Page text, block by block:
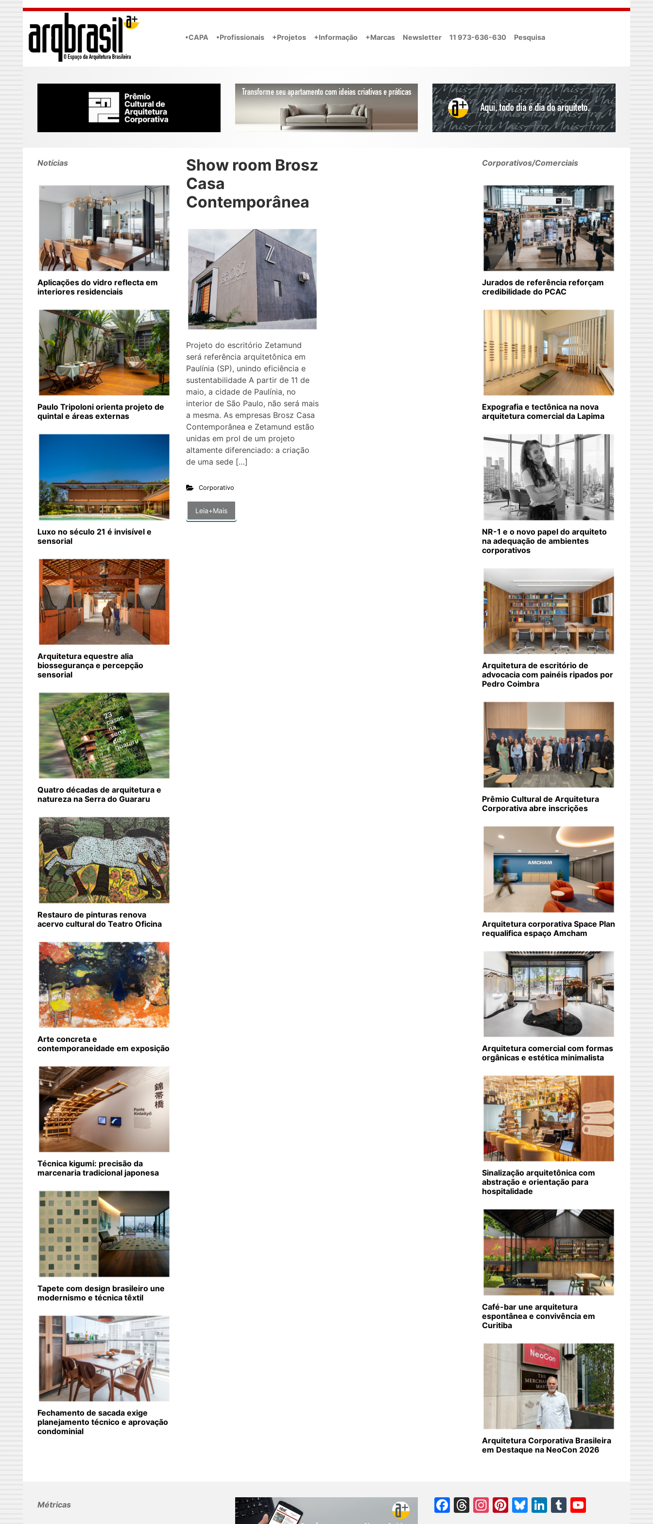
Skip to main content
•CAPA •Profissionais +Projetos +Informação +Marcas Newsletter 11 973-636-630 Pesquisa
Show room Brosz
Casa
Contemporânea
Projeto do escritório Zetamund
será referência arquitetônica em
Paulínia (SP), unindo eficiência e
sustentabilidade A partir de 11 de
maio, a cidade de Paulínia, no
interior de São Paulo, não será mais
a mesma. As empresas Brosz Casa
Contemporânea e Zetamund estão
unidas em prol de um projeto
altamente diferenciado: a criação
de uma sede […]
Corporativo
Leia+Mais
Notícias
Aplicações do vidro reflecta em
interiores residenciais
Paulo Tripoloni orienta projeto de
quintal e áreas externas
Luxo no século 21 é invisível e
sensorial
Arquitetura equestre alia
biossegurança e percepção
sensorial
Quatro décadas de arquitetura e
natureza na Serra do Guararu
Restauro de pinturas renova
acervo cultural do Teatro Oficina
Arte concreta e
contemporaneidade em exposição
Técnica kigumi: precisão da
marcenaria tradicional japonesa
Tapete com design brasileiro une
modernismo e técnica têxtil
Fechamento de sacada exige
planejamento técnico e aprovação
condominial
Corporativos/Comerciais
Jurados de referência reforçam
credibilidade do PCAC
Expografia e tectônica na nova
arquitetura comercial da Lapima
NR-1 e o novo papel do arquiteto
na adequação de ambientes
corporativos
Arquitetura de escritório de
advocacia com painéis ripados por
Pedro Coimbra
Prêmio Cultural de Arquitetura
Corporativa abre inscrições
Arquitetura corporativa Space Plan
requalifica espaço Amcham
Arquitetura comercial com formas
orgânicas e estética minimalista
Sinalização arquitetônica com
abstração e orientação para
hospitalidade
Café-bar une arquitetura
espontânea e convivência em
Curitiba
Arquitetura Corporativa Brasileira
em Destaque na NeoCon 2026
Métricas Facebook
Threads
Instagram
Pinterest
Bluesky
LinkedIn
Tumblr